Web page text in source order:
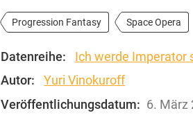
Progression Fantasy Space Opera
Datenreihe:
Ich werde Imperator
Autor:
Yuri Vinokuroff
Veröffentlichungsdatum: 6. März